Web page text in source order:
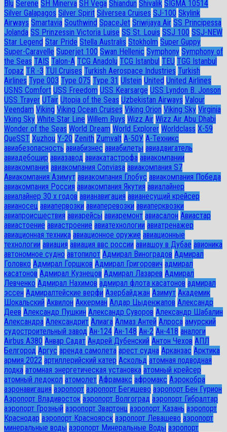
Blu Serene SH Minerva SH Vega Shiandun Shivalik SIGMA 10514
Silver Galapagos Silver Spirit Silversea Cruises SJ-100 Skylink
Airways Smartavia Southwind SpaceJet Sriwijaya Air SS Principessa
Jolanda SS Prinzessin Victoria Luise SS St. Louis SSJ 100 SSJ-NEW
Star Legend Star Pride Stella Australis Stokholm Super Guppy
Super-Caravelle Superjet 100 Swan Hellenic Symphony Symphony of
the Seas TAIS Talon-A TCG Anadolu TCG Istanbul TEU TGG Istanbul
Topaz TR -3 TUI Cruises Turkish Aerospace Industries Turkish
Airlines Type 003 Type 075 Type 31 Ulstein United United Airlines
USNS Comfort USS Freedom USS Kearsarge USS Lyndon B. Jonson
USS Trayer UTair Utopia of the Seas Uzbekistan Airways Valour
Veendam Viking Viking Ocean Cruises Viking Orion Viking Sky Virginia
Vking Sky White Star Line Willem Ruys Wizz Air Wizz Air Abu Dhabi
Wonder of the Seas World Dream World Explorer Worldclass X-59
QueSST Xuzhou Y-20 Zenith Zumvalt А-50У А-Техникс
авиабезопасность авиабизнес авиабилеты авиадвигатель
авиадебошир авиазавод авиакатастрофа авиакомпании
авиакомпания авиакомпания Conviasa авиакомпания S7
Авиакомпания Азимут авиакомпания Глобус авиакомпания Победа
авиакомпания Россия авиакомпания Якутия авиалайнер
авиалайнер 30 х годов авианавигация авианесущий крейсер
авианосец авиапервозки авиаперевозки авиаперквозки
авиапроисшествия авиарейсы авиаремонт авиасалон Авиастар
авиастоение авиастроение авиатехнологии авиатренажер
авиационная техника авиационное оружие авиационные
технологии авиация авиация ввс россии авиашоу в Дубае авионика
автономное судно автопилот Адмирал Виноградов Адмирал
Головко Адмирал Горшков Адмирал Григорович адмирал
касатонов Адмирал Кузнецов Адмирал Лазарев Адмирал
Левченко Адмирал Нахимов адмирал флота касатонов адмирал
эссен Адмиралтейские верфи Азербайджан Азимут Академик
Шокальский Аквилон Аккерман Алдар Цыденжапов Александр
Деев Александр Пушкин Александр Суворов Александр Шабалин
Александра Александрит Алиага Алмаз Антей Алроса амурский
судостроительный завод Ан-124 Ан-148 Ан-2 Ан-418 аналоги
Airbus A380 Анвар Садат Андрей Дубенский Антон Чехов АПЛ
Белгород Аргус аренда самолета арест судна Арканзас Арктика
армия 2022 артиллерийский катер Аскольд атомная подводная
лодка атомная энергетическая установка атомный крейсер
атомный ледокол атомолет Афрамакс афромакс Аэрокобра
аэронавигация аэропорт аэропорт Бегишево аэропорт Бен Гурион
Аэропорт Владивосток аэропорт Волгоград аэропорт Гибралтар
аэропорт Грозный аэропорт Звартонц аэропорт Казань аэропорт
Краснодар аэропорт Красноярск аэропорт Левашево аэропорт
минеральные воды аэропорт Минеральные Воды аэропорт